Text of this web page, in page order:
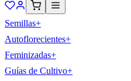
Semillas+
Autoflorecientes+
Feminizadas+
Guías de Cultivo+